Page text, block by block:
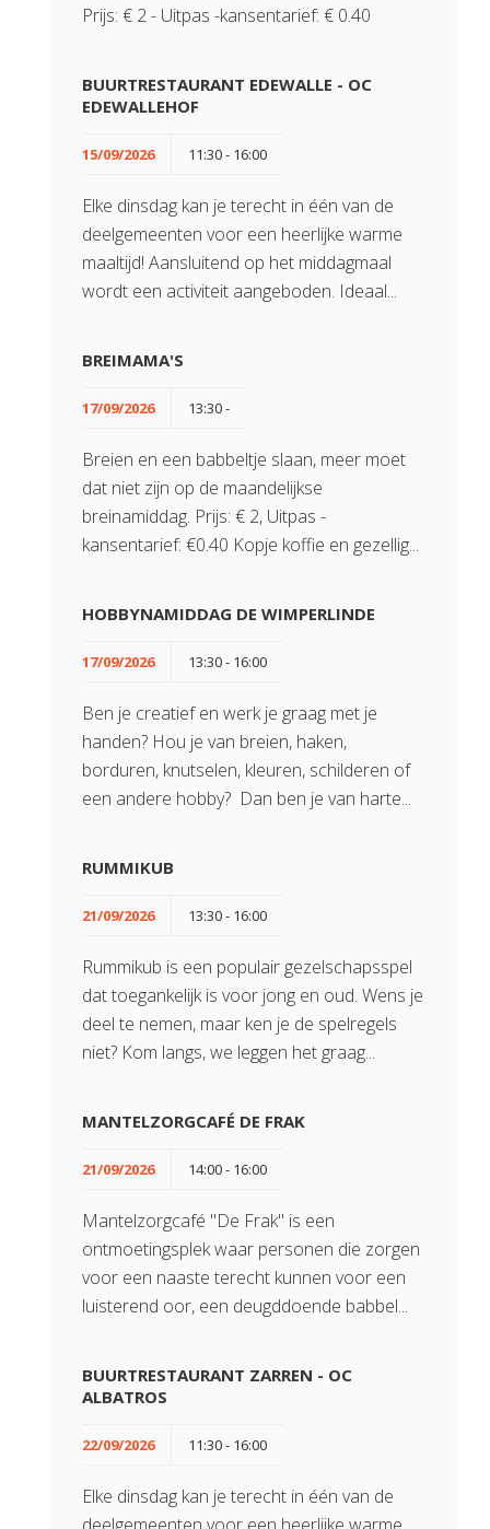
Prijs: € 2 - Uitpas -kansentarief: € 0.40
BUURTRESTAURANT EDEWALLE - OC
EDEWALLEHOF
15/09/2026 11:30 - 16:00
Elke dinsdag kan je terecht in één van de
deelgemeenten voor een heerlijke warme
maaltijd! Aansluitend op het middagmaal
wordt een activiteit aangeboden. Ideaal...
BREIMAMA'S
17/09/2026 13:30 -
Breien en een babbeltje slaan, meer moet
dat niet zijn op de maandelijkse
breinamiddag. Prijs: € 2, Uitpas -
kansentarief: €0.40 Kopje koffie en gezellig...
HOBBYNAMIDDAG DE WIMPERLINDE
17/09/2026 13:30 - 16:00
Ben je creatief en werk je graag met je
handen? Hou je van breien, haken,
borduren, knutselen, kleuren, schilderen of
een andere hobby? Dan ben je van harte...
RUMMIKUB
21/09/2026 13:30 - 16:00
Rummikub is een populair gezelschapsspel
dat toegankelijk is voor jong en oud. Wens je
deel te nemen, maar ken je de spelregels
niet? Kom langs, we leggen het graag...
MANTELZORGCAFÉ DE FRAK
21/09/2026 14:00 - 16:00
Mantelzorgcafé "De Frak" is een
ontmoetingsplek waar personen die zorgen
voor een naaste terecht kunnen voor een
luisterend oor, een deugddoende babbel...
BUURTRESTAURANT ZARREN - OC
ALBATROS
22/09/2026 11:30 - 16:00
Elke dinsdag kan je terecht in één van de